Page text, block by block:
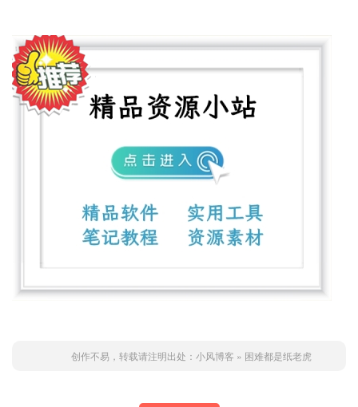
创作不易，转载请注明出处： 小风博客 » 困难都是纸老虎